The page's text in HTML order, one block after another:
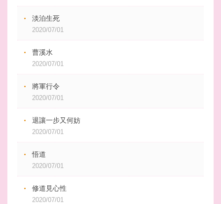
淡泊生死
2020/07/01
曹溪水
2020/07/01
將軍行令
2020/07/01
退讓一步又何妨
2020/07/01
悟道
2020/07/01
修道見心性
2020/07/01